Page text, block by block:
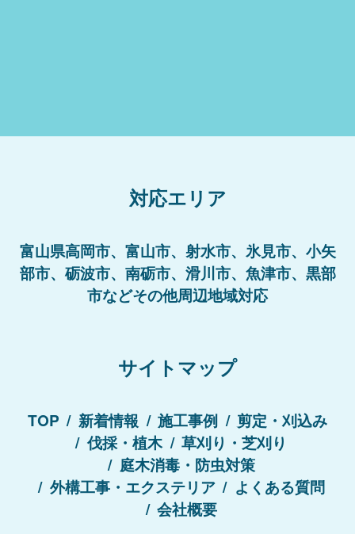
対応エリア
富山県高岡市、富山市、射水市、氷見市、小矢
部市、砺波市、南砺市、滑川市、魚津市、黒部
市などその他周辺地域対応
サイトマップ
TOP 新着情報 施工事例
剪定・刈込み
伐採・植木
草刈り・芝刈り
庭木消毒・防虫対策
外構工事・エクステリア
よくある質問
会社概要